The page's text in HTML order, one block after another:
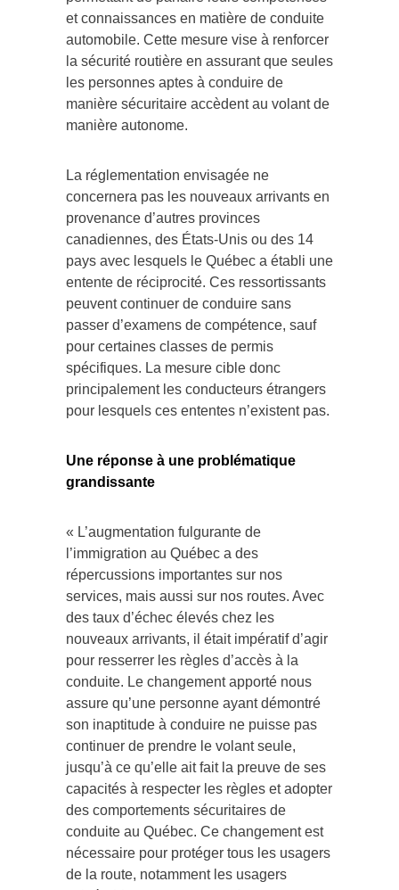
et connaissances en matière de conduite
automobile. Cette mesure vise à renforcer
la sécurité routière en assurant que seules
les personnes aptes à conduire de
manière sécuritaire accèdent au volant de
manière autonome.
La réglementation envisagée ne
concernera pas les nouveaux arrivants en
provenance d’autres provinces
canadiennes, des États-Unis ou des 14
pays avec lesquels le Québec a établi une
entente de réciprocité. Ces ressortissants
peuvent continuer de conduire sans
passer d’examens de compétence, sauf
pour certaines classes de permis
spécifiques. La mesure cible donc
principalement les conducteurs étrangers
pour lesquels ces ententes n’existent pas.
Une réponse à une problématique
grandissante
« L’augmentation fulgurante de
l’immigration au Québec a des
répercussions importantes sur nos
services, mais aussi sur nos routes. Avec
des taux d’échec élevés chez les
nouveaux arrivants, il était impératif d’agir
pour resserrer les règles d’accès à la
conduite. Le changement apporté nous
assure qu’une personne ayant démontré
son inaptitude à conduire ne puisse pas
continuer de prendre le volant seule,
jusqu’à ce qu’elle ait fait la preuve de ses
capacités à respecter les règles et adopter
des comportements sécuritaires de
conduite au Québec. Ce changement est
nécessaire pour protéger tous les usagers
de la route, notamment les usagers